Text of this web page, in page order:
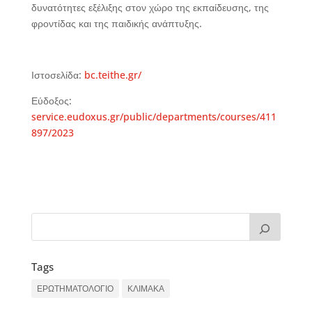
δυνατότητες εξέλιξης στον χώρο της εκπαίδευσης, της
φροντίδας και της παιδικής ανάπτυξης.
Ιστοσελίδα: bc.teithe.gr/
Εύδοξος:
service.eudoxus.gr/public/departments/courses/411
897/2023
Tags
ΕΡΩΤΗΜΑΤΟΛΟΓΙΟ ΚΛΙΜΑΚΑ